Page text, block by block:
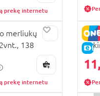
prekę internetu
merliukų
138
prekę internetu
11,